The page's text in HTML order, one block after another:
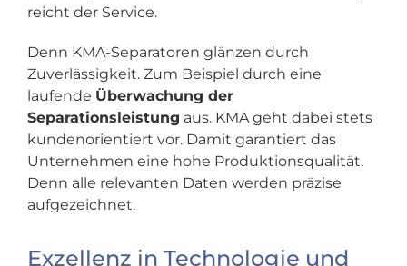
reicht der Service.
Denn KMA-Separatoren glänzen durch
Zuverlässigkeit. Zum Beispiel durch eine
laufende Überwachung der
Separationsleistung aus. KMA geht dabei stets
kundenorientiert vor. Damit garantiert das
Unternehmen eine hohe Produktionsqualität.
Denn alle relevanten Daten werden präzise
aufgezeichnet.
Exzellenz in Technologie und